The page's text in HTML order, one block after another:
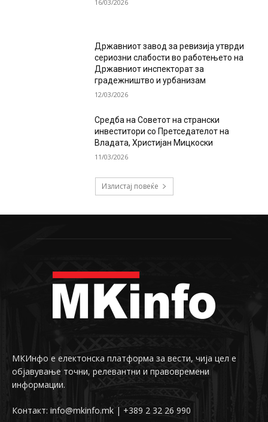
16/03/2026
Државниот завод за ревизија утврди
сериозни слабости во работењето на
Државниот инспекторат за
градежништво и урбанизам
12/03/2026
Средба на Советот на странски
инвеститори со Претседателот на
Владата, Христијан Мицкоски
11/03/2026
Излистај повеќе
МКИнфо е електонска платформа за вести, чија цел е
објавување точни, релевантни и правовремени
информации.
Контакт: info@mkinfo.mk | +389 2 32 26 990